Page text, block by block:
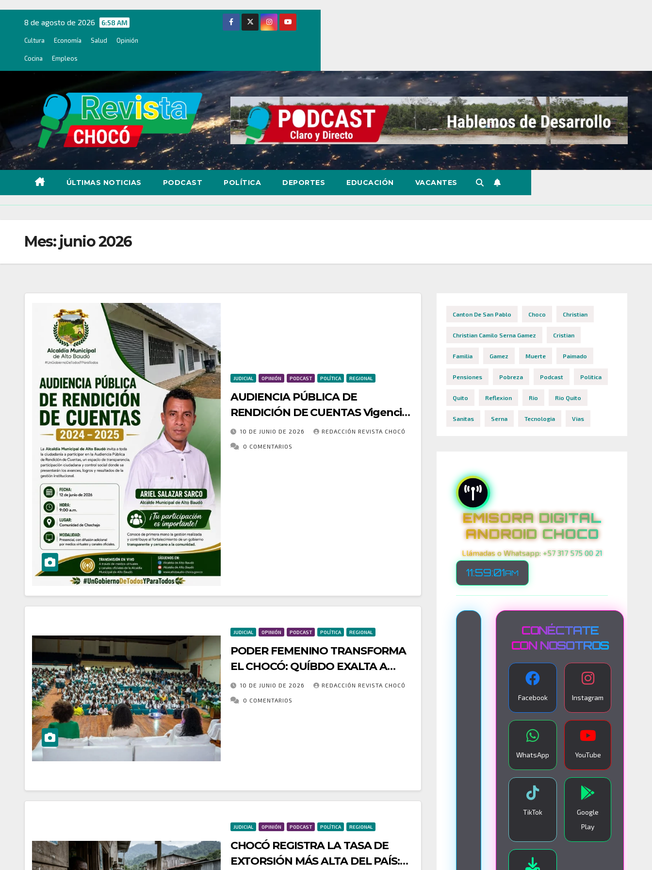
contenido
8 de agosto de 2026 6:58 AM
Cultura Economía Salud Opinión
Cocina Empleos
ÚLTIMAS NOTICIAS PODCAST POLÍTICA DEPORTES EDUCACIÓN VACANTES
Mes: junio 2026
JUDICIAL OPINIÓN PODCAST POLÍTICA REGIONAL
AUDIENCIA PÚBLICA DE
RENDICIÓN DE CUENTAS Vigencias
2024 – 2025
10 DE JUNIO DE 2026 REDACCIÓN REVISTA CHOCÓ
0 COMENTARIOS
JUDICIAL OPINIÓN PODCAST POLÍTICA REGIONAL
PODER FEMENINO TRANSFORMA
EL CHOCÓ: QUÍBDO EXALTA A
MUJERES LÍDERES Y
EMPRENDEDORAS QUE IMPULSAN
10 DE JUNIO DE 2026 REDACCIÓN REVISTA CHOCÓ
0 COMENTARIOS
JUDICIAL OPINIÓN PODCAST POLÍTICA REGIONAL
CHOCÓ REGISTRA LA TASA DE
EXTORSIÓN MÁS ALTA DEL PAÍS:
Canton De San Pablo Choco Christian
Christian Camilo Serna Gamez Cristian
Familia Gamez Muerte Paimado
Pensiones Pobreza Podcast Politica
Quito Reflexion Rio Rio Quito
Sanitas Serna Tecnologia Vias
EMISORA DIGITAL
ANDROID CHOCO
Llámadas o Whatsapp: +57 317 575 00 21
11:59:03AM
CONÉCTATE
CON NOSOTROS
Facebook Instagram
WhatsApp YouTube
TikTok
Google
Play